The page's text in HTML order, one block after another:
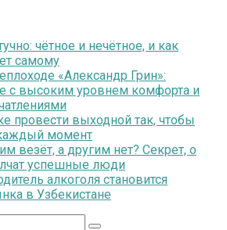
чётное и нечётное, и как
самому
«Александр Грин»:
с высоким уровнем комфорта и
провести выходной так, чтобы
момент
везёт, а другим нет? Секрет, о
успешные люди
алкоголя становится
в Узбекистане